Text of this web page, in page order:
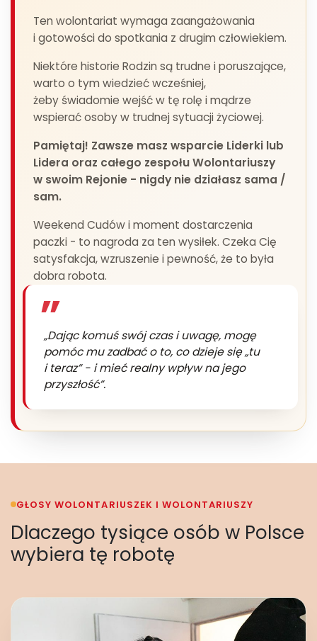
Ten wolontariat wymaga zaangażowania
i gotowości do spotkania z drugim człowiekiem.
Niektóre historie Rodzin są trudne i poruszające,
warto o tym wiedzieć wcześniej,
żeby świadomie wejść w tę rolę i mądrze
wspierać osoby w trudnej sytuacji życiowej.
Pamiętaj! Zawsze masz wsparcie Liderki lub
Lidera oraz całego zespołu Wolontariuszy
w swoim Rejonie - nigdy nie działasz sama /
sam.
Weekend Cudów i moment dostarczenia
paczki - to nagroda za ten wysiłek. Czeka Cię
satysfakcja, wzruszenie i pewność, że to była
dobra robota.
„Dając komuś swój czas i uwagę, mogę
pomóc mu zadbać o to, co dzieje się „tu
i teraz” - i mieć realny wpływ na jego
przyszłość”.
GŁOSY WOLONTARIUSZEK I WOLONTARIUSZY
Dlaczego tysiące osób w Polsce
wybiera tę robotę